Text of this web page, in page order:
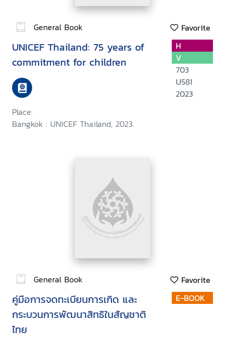
General Book Favorite
UNICEF Thailand: 75 years of
commitment for children
Place:
Bangkok : UNICEF Thailand, 2023.
H
V
703
U581
2023
General Book Favorite
คู่มือการจดทะเบียนการเกิด และ
กระบวนการพัฒนาสิทธิในสัญชาติ
ไทย
E-BOOK